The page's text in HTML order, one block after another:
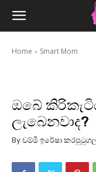
Home Smart Mom
ඔබේ
ලැබෙනවාද?
By චම්මි ඉරේෂා කරපුටුගල